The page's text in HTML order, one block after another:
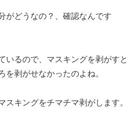
がどうなの？、確認なんです
いるので、マスキングを剥がすと
を剥がせなかったのよね。
スキングをチマチマ剥がします。